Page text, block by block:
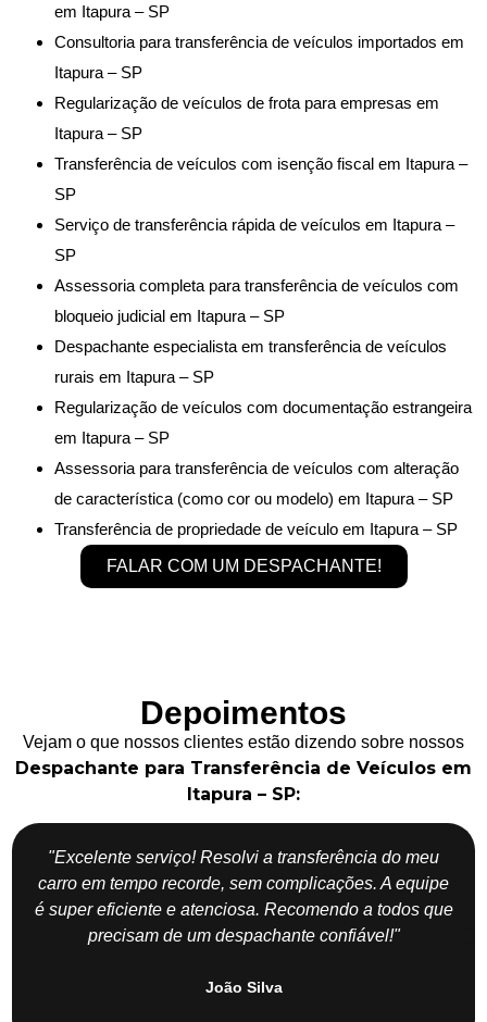
em Itapura – SP
Consultoria para transferência de veículos importados em
Itapura – SP
Regularização de veículos de frota para empresas em
Itapura – SP
Transferência de veículos com isenção fiscal em Itapura –
SP
Serviço de transferência rápida de veículos em Itapura –
SP
Assessoria completa para transferência de veículos com
bloqueio judicial em Itapura – SP
Despachante especialista em transferência de veículos
rurais em Itapura – SP
Regularização de veículos com documentação estrangeira
em Itapura – SP
Assessoria para transferência de veículos com alteração
de característica (como cor ou modelo) em Itapura – SP
Transferência de propriedade de veículo em Itapura – SP
FALAR COM UM DESPACHANTE!
Depoimentos
Vejam o que nossos clientes estão dizendo sobre nossos
Despachante para Transferência de Veículos em
Itapura – SP:
"Excelente serviço! Resolvi a transferência do meu
carro em tempo recorde, sem complicações. A equipe
é super eficiente e atenciosa. Recomendo a todos que
precisam de um despachante confiável!"
João Silva